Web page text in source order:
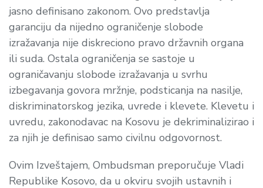
jasno definisano zakonom. Ovo predstavlja
garanciju da nijedno ograničenje slobode
izražavanja nije diskreciono pravo državnih organa
ili suda. Ostala ograničenja se sastoje u
ograničavanju slobode izražavanja u svrhu
izbegavanja govora mržnje, podsticanja na nasilje,
diskriminatorskog jezika, uvrede i klevete. Klevetu i
uvredu, zakonodavac na Kosovu je dekriminalizirao i
za njih je definisao samo civilnu odgovornost.
Ovim Izveštajem, Ombudsman preporučuje Vladi
Republike Kosovo, da u okviru svojih ustavnih i